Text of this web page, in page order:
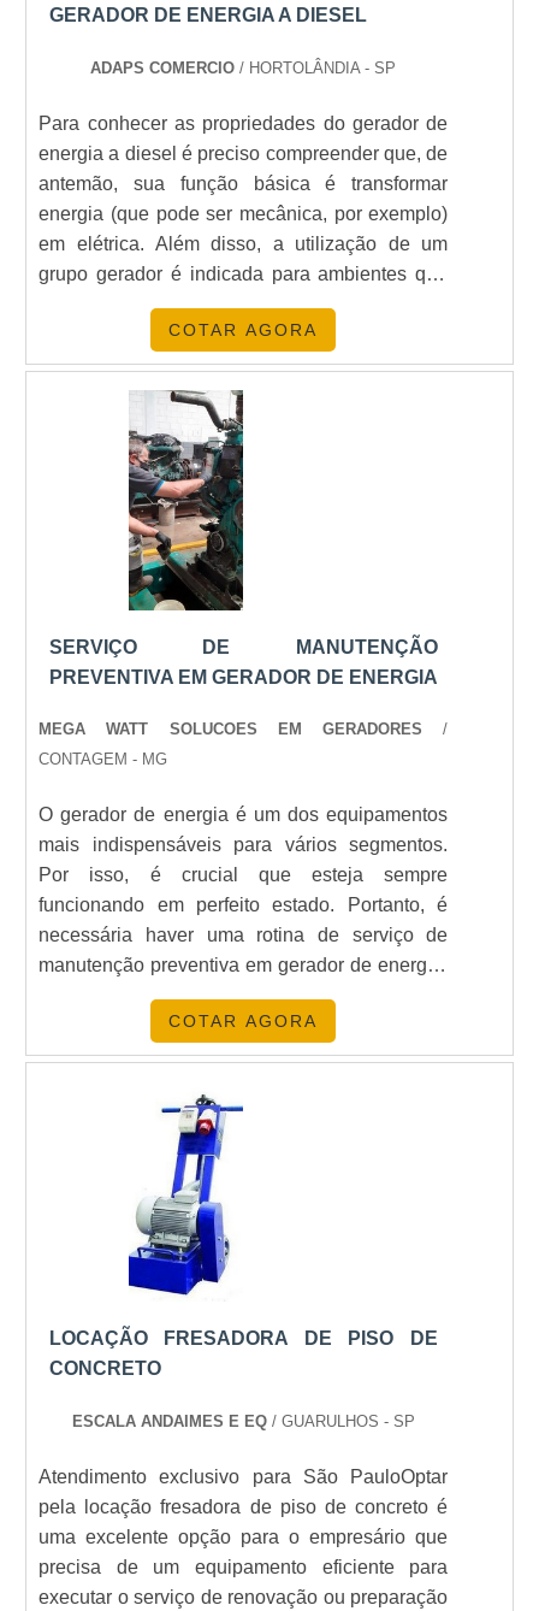
GERADOR DE ENERGIA A DIESEL
ADAPS COMERCIO/ HORTOLÂNDIA - SP
Para conhecer as propriedades do gerador de
energia a diesel é preciso compreender que, de
antemão, sua função básica é transformar
energia (que pode ser mecânica, por exemplo)
em elétrica. Além disso, a utilização de um
grupo gerador é indicada para ambientes que
não podem sofrer com seu desabastecimento.
É o caso de: Hospitais; Frigoríficos; Indústrias
em geral.MAIS INFORMAÇÕES SOBRE O
PRODUTOTambém compõem esta lista os
centros de convenção e laboratórios de
pesquisa. Além disso, a depender d.
COTAR AGORA
SERVIÇO DE MANUTENÇÃO
PREVENTIVA EM GERADOR DE ENERGIA
MEGA WATT SOLUCOES EM GERADORES /
CONTAGEM - MG
O gerador de energia é um dos equipamentos
mais indispensáveis para vários segmentos.
Por isso, é crucial que esteja sempre
funcionando em perfeito estado. Portanto, é
necessária haver uma rotina de serviço de
manutenção preventiva em gerador de energia,
pois a falha de qualquer componente do grupo
gerador, além de prejudicar as as operações do
usuário da máquina, pode danificar todo o
DIVERSAS VANTAGENSEm linhas gerais,
como o próprio nome diz, a manutenção
COTAR AGORA
LOCAÇÃO FRESADORA DE PISO DE
CONCRETO
ESCALA ANDAIMES E EQ/ GUARULHOS - SP
Atendimento exclusivo para São PauloOptar
pela locação fresadora de piso de concreto é
uma excelente opção para o empresário que
precisa de um equipamento eficiente para
executar o serviço de renovação ou preparação